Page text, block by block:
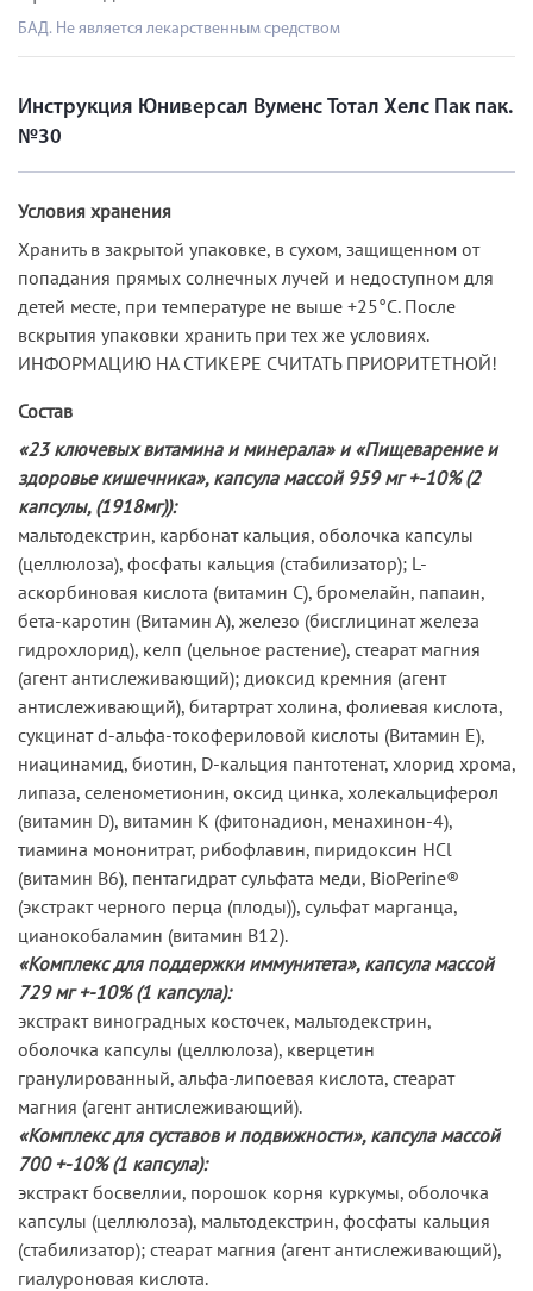
БАД. Не является лекарственным средством
Инструкция Юниверсал Вуменс Тотал Хелс Пак пак.
№30
Условия хранения
Хранить в закрытой упаковке, в сухом, защищенном от
попадания прямых солнечных лучей и недоступном для
детей месте, при температуре не выше +25°С. После
вскрытия упаковки хранить при тех же условиях.
ИНФОРМАЦИЮ НА СТИКЕРЕ СЧИТАТЬ ПРИОРИТЕТНОЙ!
Состав
«23 ключевых витамина и минерала» и «Пищеварение и
здоровье кишечника», капсула массой 959 мг +-10% (2
капсулы, (1918мг)):
мальтодекстрин, карбонат кальция, оболочка капсулы
(целлюлоза), фосфаты кальция (стабилизатор); L-
aскорбиновая кислота (витамин С), бромелайн, папаин,
бета-каротин (Витамин А), железо (бисглицинат железа
гидрохлорид), келп (цельное растение), стеарат магния
(агент антислеживающий); диоксид кремния (агент
антислеживающий), битартрат холина, фолиевая кислота,
сукцинат d-альфа-токофериловой кислоты (Витамин Е),
ниацинамид, биотин, D-кальция пантотенат, хлорид хрома,
липаза, селенометионин, оксид цинка, холекальциферол
(витамин D), витамин К (фитонадион, менахинон-4),
тиамина мононитрат, рибофлавин, пиридоксин HCl
(витамин В6), пентагидрат сульфата меди, BioPerine®
(экстракт черного перца (плоды)), сульфат марганца,
цианокобаламин (витамин В12).
«Комплекс для поддержки иммунитета», капсула массой
729 мг +-10% (1 капсула):
экстракт виноградных косточек, мальтодекстрин,
оболочка капсулы (целлюлоза), кверцетин
гранулированный, альфа-липоевая кислота, стеарат
магния (агент антислеживающий).
«Комплекс для суставов и подвижности», капсула массой
700 +-10% (1 капсула):
экстракт босвеллии, порошок корня куркумы, оболочка
капсулы (целлюлоза), мальтодекстрин, фосфаты кальция
(стабилизатор); стеарат магния (агент антислеживающий),
гиалуроновая кислота.